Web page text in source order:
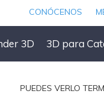
CONÓCENOS
3D 3D para
PUEDES VERLO